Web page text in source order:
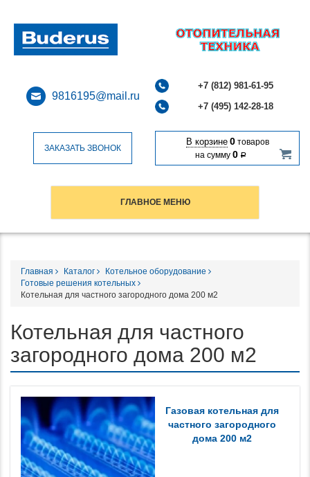
9816195@mail.ru
+7 (812) 981-61-95
+7 (495) 142-28-18
ЗАКАЗАТЬ ЗВОНОК
В корзине 0товаров
на сумму 0 Р
ГЛАВНОЕ МЕНЮ
Главная Каталог
Котельное оборудование
Готовые решения котельных
Котельная для частного загородного дома 200 м2
Котельная для частного
загородного дома 200 м2
Газовая котельная для
частного загородного
дома 200 м2